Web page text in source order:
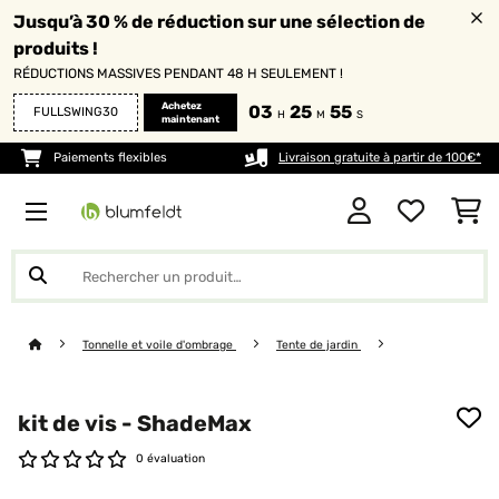
Jusqu’à 30 % de réduction sur une sélection de
produits !
RÉDUCTIONS MASSIVES PENDANT 48 H SEULEMENT !
FULLSWING30
Achetez
maintenant
03 H 25 M 55 S
Paiements flexibles Livraison gratuite à partir de 100€*
Tonnelle et voile d'ombrage Tente de jardin
kit de vis - ShadeMax
0 évaluation